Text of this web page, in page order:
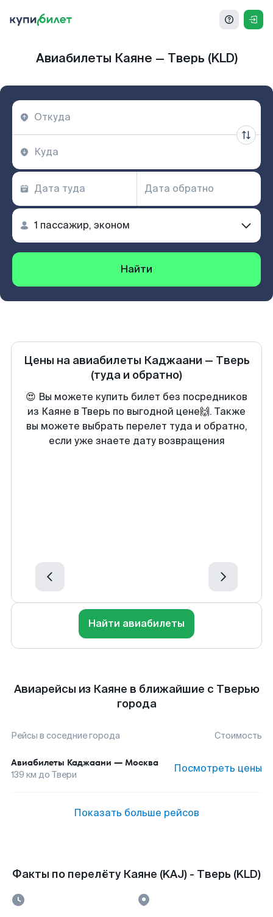
Авиабилеты Каяне — Тверь (KLD)
Найти
Цены на авиабилеты Каджаани — Тверь
(туда и обратно)
😍 Вы можете купить билет без посредников
из Каяне в Тверь по выгодной цене🙌. Также
вы можете выбрать перелет туда и обратно,
если уже знаете дату возвращения
Найти авиабилеты
Авиарейсы из Каяне в ближайшие с Тверью
города
Рейсы в соседние города Стоимость
Авиабилеты Каджаани — Москва
139 км до Твери Посмотреть цены
Показать больше рейсов
Факты по перелёту Каяне (KAJ) - Тверь (KLD)